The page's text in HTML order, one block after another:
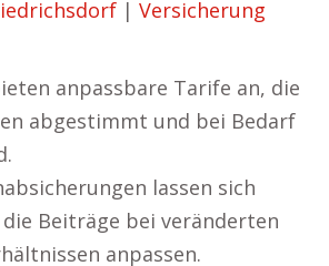
| Versicherung
anpassbare Tarife an, die
abgestimmt und bei Bedarf
lassen sich
Beiträge bei veränderten
anpassen.